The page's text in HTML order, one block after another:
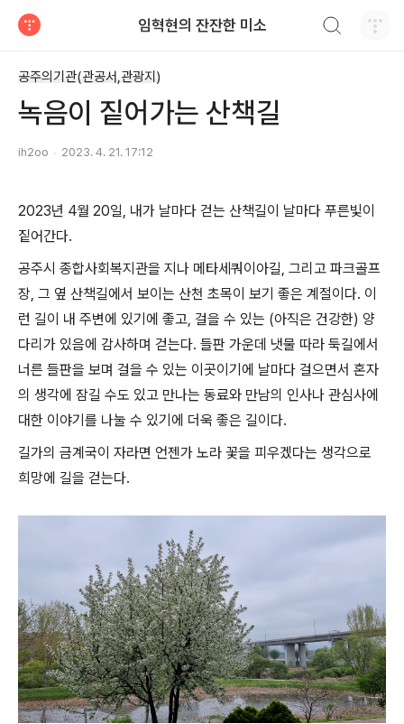
임혁현의 잔잔한 미소
공주의기관(관공서,관광지)
녹음이 짙어가는 산책길
ih2oo 2023. 4. 21. 17:12
2023년 4월 20일, 내가 날마다 걷는 산책길이 날마다 푸른빛이
짙어간다.
공주시 종합사회복지관을 지나 메타세쿼이아길, 그리고 파크골프
장, 그 옆 산책길에서 보이는 산천 초목이 보기 좋은 계절이다. 이
런 길이 내 주변에 있기에 좋고, 걸을 수 있는 (아직은 건강한) 양
다리가 있음에 감사하며 걷는다. 들판 가운데 냇물 따라 둑길에서
너른 들판을 보며 걸을 수 있는 이곳이기에 날마다 걸으면서 혼자
의 생각에 잠길 수도 있고 만나는 동료와 만남의 인사나 관심사에
대한 이야기를 나눌 수 있기에 더욱 좋은 길이다.
길가의 금계국이 자라면 언젠가 노라 꽃을 피우겠다는 생각으로
희망에 길을 걷는다.